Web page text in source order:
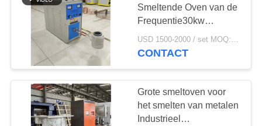
inductie dovende
machine
Smeltende Oven van de
Frequentie30kw
Elektrische Inductie voor
Smeltend Metaal
USD 1500-2000 / set MOQ:1 reeks
CONTACT
Grote smeltoven voor
het smelten van metalen
Industrieel